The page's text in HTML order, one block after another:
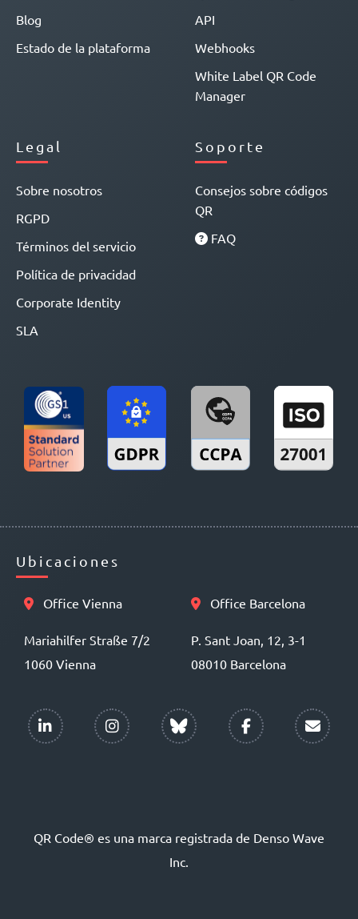
Blog
Estado de la plataforma
API
Webhooks
White Label QR Code
Manager
Legal
Sobre nosotros
RGPD
Términos del servicio
Política de privacidad
Corporate Identity
SLA
Soporte
Consejos sobre códigos
QR
FAQ
Ubicaciones
Office Vienna
Mariahilfer Straße 7/2
1060 Vienna
Office Barcelona
P. Sant Joan, 12, 3-1
08010 Barcelona
QR Code® es una marca registrada de Denso Wave
Inc.